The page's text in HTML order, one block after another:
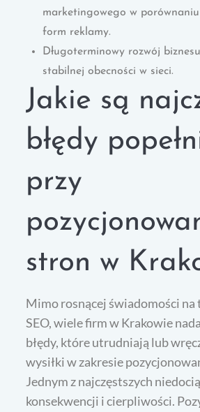
marketingowego w
form reklamy.
Długoterminowy rozwój
stabilnej obecności w sieci.
Jakie są
błędy
przy
stron w
Mimo rosnącej świadomości na
SEO, wiele firm w Krakowie
błędy, które utrudniają lub
wysiłki w zakresie
Jednym z najczęstszych
konsekwencji i cierpliwości.